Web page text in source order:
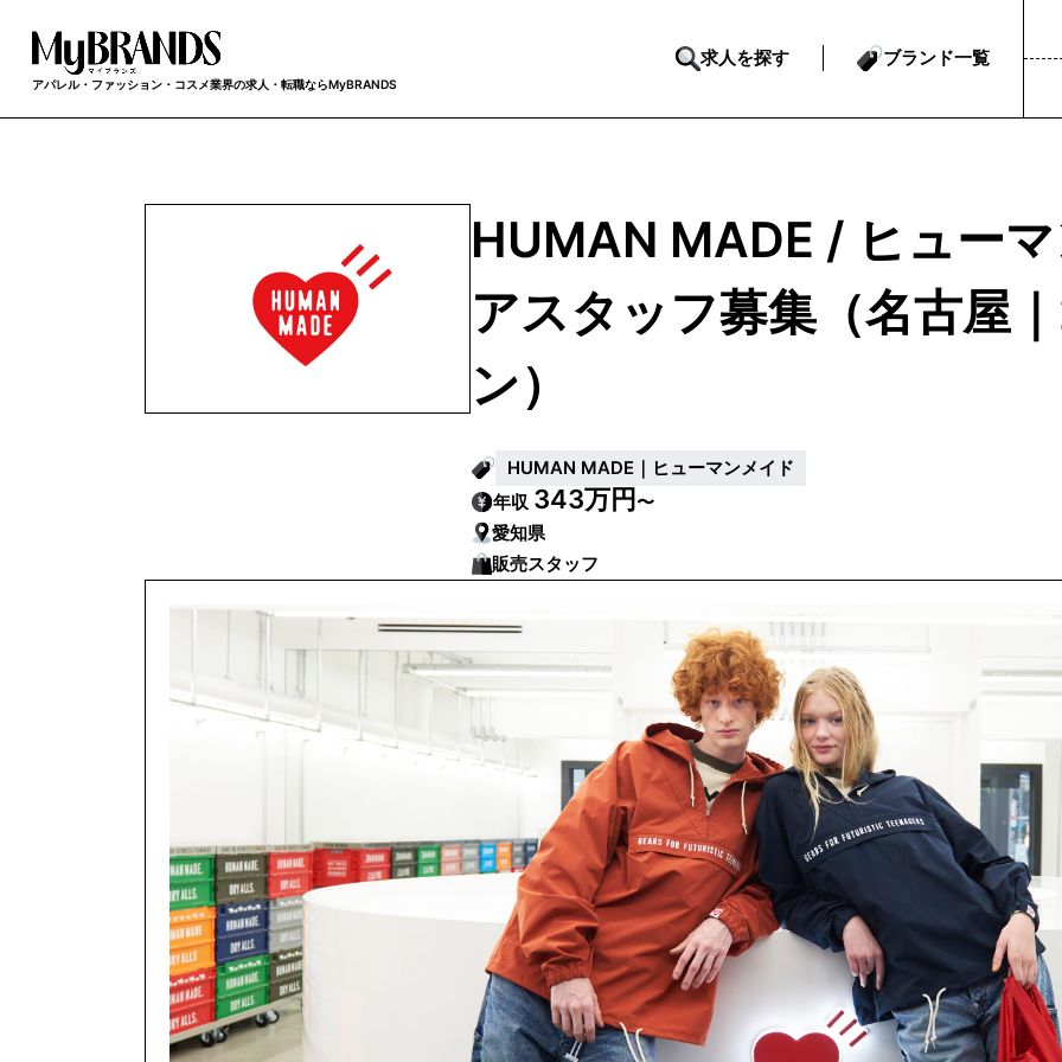
アパレル・ファッション・コスメ業界の求人・転職ならMyBRANDS
求人を探す ブランド一覧
HUMAN MADE / ヒュー
アスタッフ募集（名古屋
ン）
HUMAN MADE｜ヒューマンメイド
年収 343万円〜
愛知県
販売スタッフ